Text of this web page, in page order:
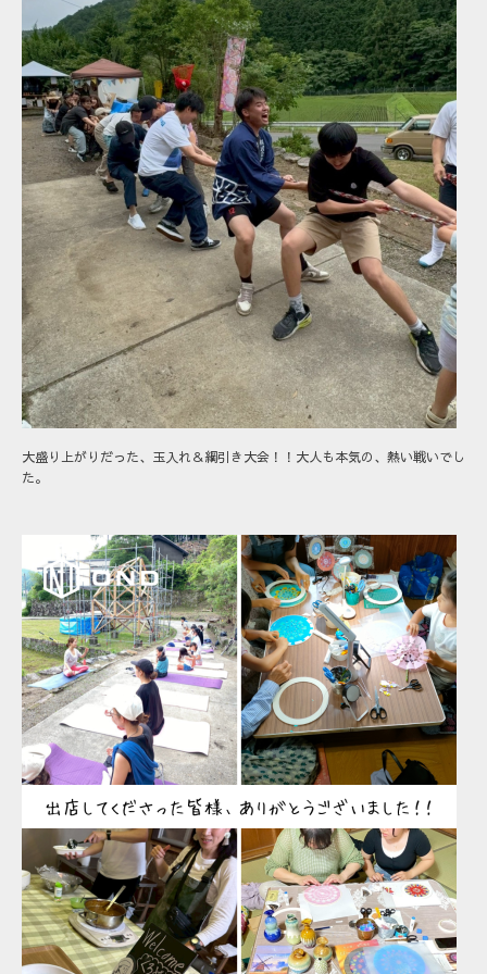
大盛り上がりだった、玉入れ＆綱引き大会！！大人も本気の、熱い戦いでし
た。